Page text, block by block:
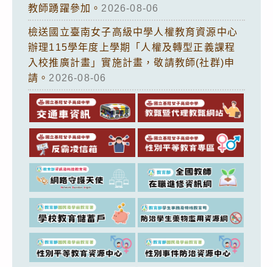
教師踴躍參加。 2026-08-06
檢送國立臺南女子高級中學人權教育資源中心
辦理115學年度上學期「人權及轉型正義課程
入校推廣計畫」實施計畫，敬請教師(社群)申
請。 2026-08-06